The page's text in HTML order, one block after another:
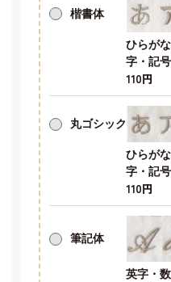
楷書体
ひらが
字・記号
110円
丸ゴシック
ひらが
字・記号
110円
筆記体
英字・